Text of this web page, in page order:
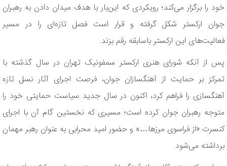
خود را برگزار می‌کند؛ رویکردی که این‌بار با هدف میدان دادن به رهبران
جوان ارکستر شکل گرفته و قرار است فصل تازه‌ای را در مسیر
فعالیت‌های این ارکستر باسابقه رقم بزند.
پس از آنکه شورای هنری ارکستر سمفونیک تهران در سال گذشته با
تمرکز بر حمایت از آهنگسازان جوان، فرصت اجرای آثار نسل تازه
آهنگسازی را فراهم کرد، اکنون در سال جدید سیاست حمایتی خود را
متوجه رهبران جوان کرده است؛ مسیری که نخستین گام آن با اجرای
کنسرت «از فراسوی مرزها…» و حضور امید محرابی به عنوان رهبر مهمان
برداشته می‌شود.